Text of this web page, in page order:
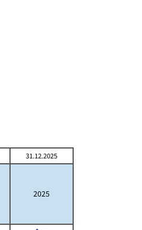
31.12.2025
2025